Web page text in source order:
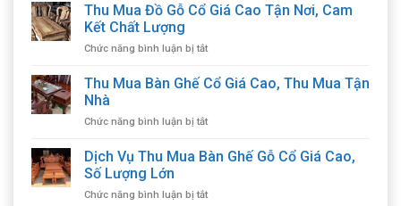
Thu Mua Đồ Gỗ Cổ Giá Cao Tận Nơi, Cam
Kết Chất Lượng
Chức năng bình luận bị tắtở
Mua
Đồ
Cổ
Cao
Cam
Thu Mua Bàn Ghế Cổ Giá Cao, Thu Mua Tận
Nhà
Chức năng bình luận bị tắtở
Mua
Cổ
Dịch Vụ Thu Mua Bàn Ghế Gỗ Cổ Giá Cao,
Số Lượng Lớn
Chức năng bình luận bị tắtở